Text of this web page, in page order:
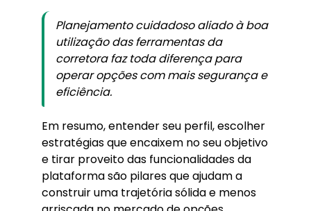
Planejamento cuidadoso aliado à boa
utilização das ferramentas da
corretora faz toda diferença para
operar opções com mais segurança e
eficiência.
Em resumo, entender seu perfil, escolher
estratégias que encaixem no seu objetivo
e tirar proveito das funcionalidades da
plataforma são pilares que ajudam a
construir uma trajetória sólida e menos